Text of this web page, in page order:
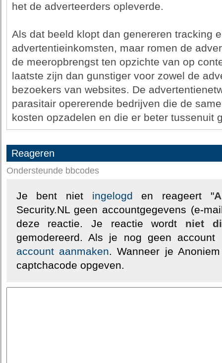
het de adverteerders opleverde.
Als dat beeld klopt dan genereren tracking
advertentieinkomsten, maar romen de
de meeropbrengst ten opzichte van op
laatste zijn dan gunstiger voor zowel de
bezoekers van websites. De
parasitair opererende bedrijven die de
kosten opzadelen en die er beter tussenuit
Reageren
Ondersteunde bbcodes
Je bent niet ingelogd en reageert "
Security.NL geen accountgegevens (e-
deze reactie. Je reactie wordt niet
gemodereerd. Als je nog geen
account aanmaken. Wanneer je
captchacode opgeven.